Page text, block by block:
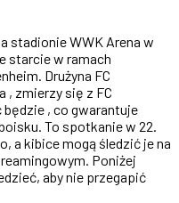
stadionie WWK Arena w
starcie w ramach
Drużyna FC
, zmierzy się z FC
, co gwarantuje
To spotkanie w 22.
a kibice mogą śledzić je na
Poniżej
aby nie przegapić